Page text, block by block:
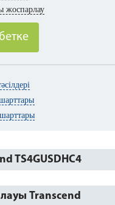
жоспарлау
TS4GUSDHC4
Transcend